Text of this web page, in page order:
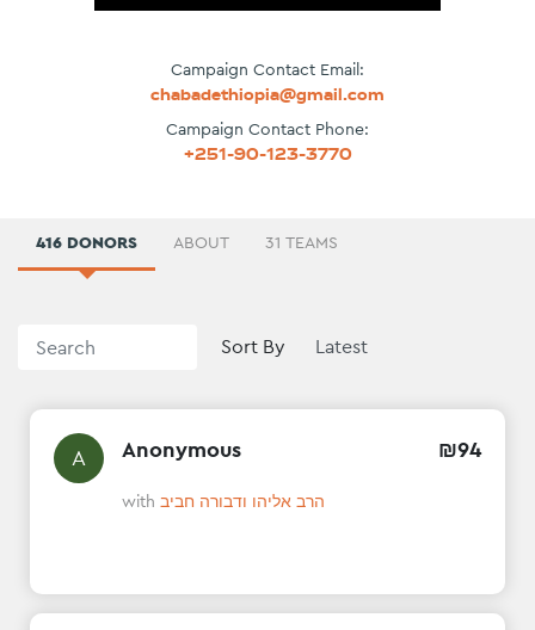
Campaign Contact Email:
chabadethiopia@gmail.com
Campaign Contact Phone:
+251-90-123-3770
416 DONORS ABOUT 31 TEAMS
Sort By
A Anonymous ₪94
with הרב אליהו ודבורה חביב